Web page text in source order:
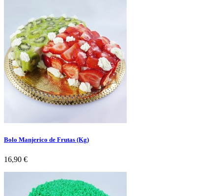
Bolo Manjerico de Frutas (Kg)
Preço
16,90 €